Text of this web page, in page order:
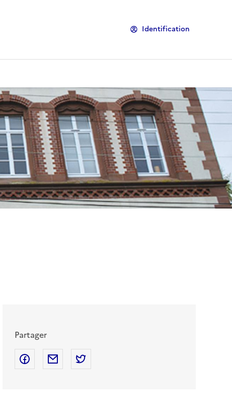
Identification
Partager
Partager sur Facebook
Partager par mail